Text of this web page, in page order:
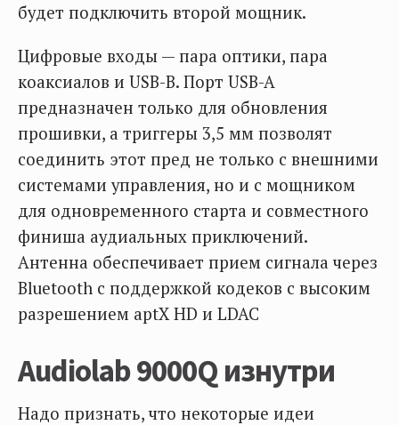
будет подключить второй мощник.
Цифровые входы — пара оптики, пара
коаксиалов и USB-B. Порт USB-A
предназначен только для обновления
прошивки, а триггеры 3,5 мм позволят
соединить этот пред не только с внешними
системами управления, но и с мощником
для одновременного старта и совместного
финиша аудиальных приключений.
Антенна обеспечивает прием сигнала через
Bluetooth с поддержкой кодеков с высоким
разрешением aptX HD и LDAC
Audiolab 9000Q изнутри
Надо признать, что некоторые идеи